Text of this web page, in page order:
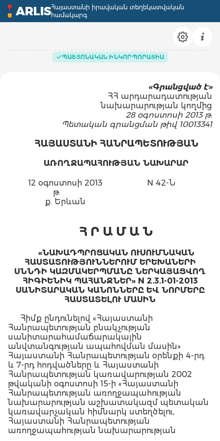
ARLISՀայաստանի իրավական տեղեկատվական
համակարգ
ՊԱՇՏՈՆԱԿԱՆ ԻՆԿՈՐՊՈՐԱՑԻԱ
«Գրանցված է»
ՀՀ արդարադատության
նախարարության կողմից
28 օգոստոսի 2013 թ.
Պետական գրանցման թիվ 10013341
ՀԱՅԱՍՏԱՆԻ ՀԱՆՐԱՊԵՏՈՒԹՅԱՆ
ԱՌՈՂՋԱՊԱՀՈՒԹՅԱՆ ՆԱԽԱՐԱՐ
12 օգոստոսի 2013
թ.
ք. Երևան
N 42-Ն
Հ Ր Ա Մ Ա Ն
«ՆԱԽԱԴՊՐՈՑԱԿԱՆ ՈՒՍՈՒՄՆԱԿԱՆ
ՀԱՍՏԱՏՈՒԹՅՈՒՆՆԵՐՈՒՄ ԵՐԵԽԱՆԵՐԻ
ՍՆՆԴԻ ԿԱԶՄԱԿԵՐՊՄԱՆԸ ՆԵՐԿԱՅԱՑՎՈՂ
ՀԻԳԻԵՆԻԿ ՊԱՀԱՆՋՆԵՐ» N 2.3.1-01-2013
ՍԱՆԻՏԱՐԱԿԱՆ ԿԱՆՈՆՆԵՐԸ ԵՎ ՆՈՐՄԵՐԸ
ՀԱՍՏԱՏԵԼՈՒ ՄԱՍԻՆ
Հիմք ընդունելով «Հայաստանի
Հանրապետության բնակչության
սանիտարահամաճարակային
անվտանգության ապահովման մասին»
Հայաստանի Հանրապետության օրենքի 4-րդ
և 7-րդ հոդվածները և Հայաստանի
Հանրապետության կառավարության 2002
թվականի օգոստոսի 15-ի «Հայաստանի
Հանրապետության առողջապահության
նախարարության աշխատակազմ պետական
կառավարչական հիմնարկ ստեղծելու,
Հայաստանի Հանրապետության
առողջապահության նախարարության